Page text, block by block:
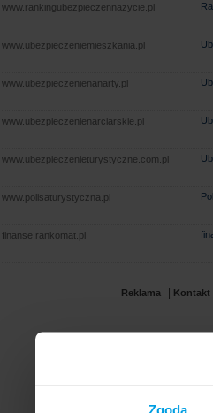
Zgoda
www.rankingubezpieczennazycie.pl
www.ubezpieczeniemieszkania.pl
www.ubezpieczenienanarty.pl
www.ubezpieczenienarciarskie.pl
www.ubezpieczenieturystyczne.com.pl
www.polisaturystyczna.pl
finanse.rankomat.pl
Reklama Kontakt